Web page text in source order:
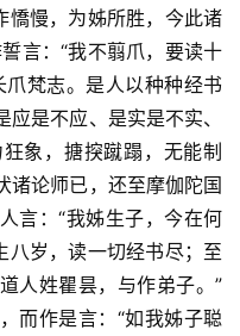
憍慢，为姊所胜，今此诸
言：“我不翦爪，要读十
梵志。是人以种种经书
是不应、是实是不实、
象，搪揬蹴蹋，无能制
诸论师已，还至摩伽陀国
言：“我姊生子，今在何
八岁，读一切经书尽；至
人姓瞿昙，与作弟子。”
而作是言：“如我姊子聪